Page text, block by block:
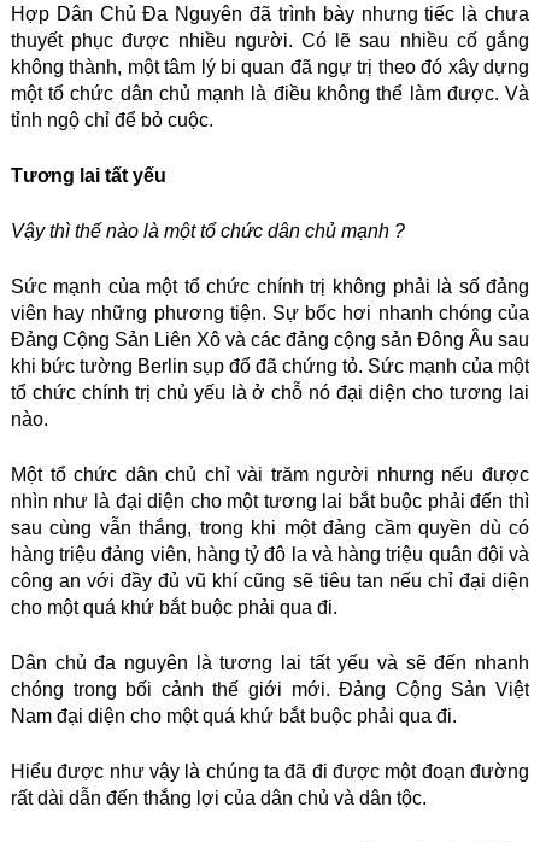
Hợp Dân Chủ Đa Nguyên đã trình bày nhưng tiếc là chưa
thuyết phục được nhiều người. Có lẽ sau nhiều cố gắng
không thành, một tâm lý bi quan đã ngự trị theo đó xây dựng
một tổ chức dân chủ mạnh là điều không thể làm được. Và
tỉnh ngộ chỉ để bỏ cuộc.
Tương lai tất yếu
Vậy thì thế nào là một tổ chức dân chủ mạnh ?
Sức mạnh của một tổ chức chính trị không phải là số đảng
viên hay những phương tiện. Sự bốc hơi nhanh chóng của
Đảng Cộng Sản Liên Xô và các đảng cộng sản Đông Âu sau
khi bức tường Berlin sụp đổ đã chứng tỏ. Sức mạnh của một
tổ chức chính trị chủ yếu là ở chỗ nó đại diện cho tương lai
nào.
Một tổ chức dân chủ chỉ vài trăm người nhưng nếu được
nhìn như là đại diện cho một tương lai bắt buộc phải đến thì
sau cùng vẫn thắng, trong khi một đảng cầm quyền dù có
hàng triệu đảng viên, hàng tỷ đô la và hàng triệu quân đội và
công an với đầy đủ vũ khí cũng sẽ tiêu tan nếu chỉ đại diện
cho một quá khứ bắt buộc phải qua đi.
Dân chủ đa nguyên là tương lai tất yếu và sẽ đến nhanh
chóng trong bối cảnh thế giới mới. Đảng Cộng Sản Việt
Nam đại diện cho một quá khứ bắt buộc phải qua đi.
Hiểu được như vậy là chúng ta đã đi được một đoạn đường
rất dài dẫn đến thắng lợi của dân chủ và dân tộc.